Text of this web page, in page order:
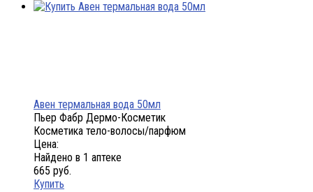
Авен термальная вода 50мл
Пьер Фабр Дермо-Косметик
Косметика тело-волосы/парфюм
Цена:
Найдено в 1 аптеке
665 руб.
Купить